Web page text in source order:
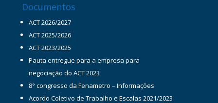
Documentos
ACT 2026/2027
ACT 2025/2026
ACT 2023/2025
Pauta entregue para a empresa para
negociação do ACT 2023
8° congresso da Fenametro – Informações
Acordo Coletivo de Trabalho e Escalas 2021/2023